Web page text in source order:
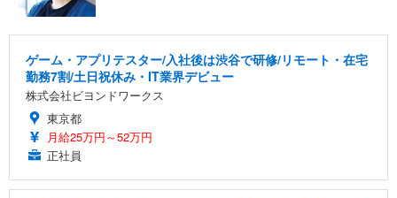
ゲーム・アプリテスター/入社後は渋谷で研修/リモート・在宅
勤務7割/土日祝休み・IT業界デビュー
株式会社ビヨンドワークス
東京都
月給25万円～52万円
正社員